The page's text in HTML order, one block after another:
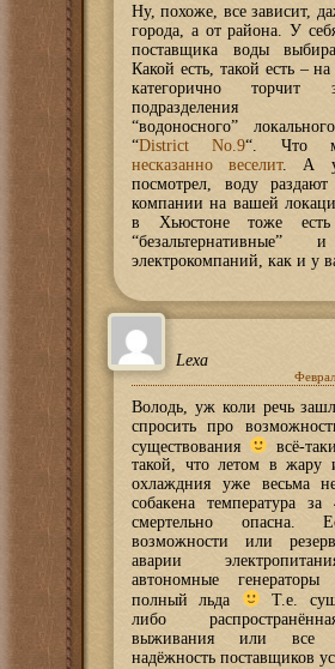
Ну, похоже, все зависит,
города, а от района. У
поставщика воды
Какой есть, такой есть –
категорично торчит
подразделения
“водоносного”
“District No.9“. Что
несказанно веселит. А у
посмотрел, воду раздают
компании на вашей
в Хьюстоне тоже есть
электрокомпаний, как и у
Lexa
Володь, уж коли речь
спросить про
существования
всё-
такой, что летом в жару
охлаждния уже весьма
собакена температура
смертельно опасна.
возможности или
аварии
автономные
полный льда
Т.е.
либо
выживания или все
надёжность поставщиков